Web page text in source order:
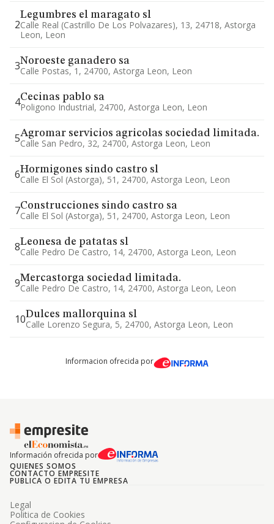
2
Legumbres el maragato sl
Calle Real (castrillo De Los Polvazares), 13, 24718, Astorga
Leon, Leon
3Noroeste ganadero sa
Calle Postas, 1, 24700, Astorga Leon, Leon
4Cecinas pablo sa
Poligono Industrial, 24700, Astorga Leon, Leon
5Agromar servicios agricolas sociedad limitada.
Calle San Pedro, 32, 24700, Astorga Leon, Leon
6Hormigones sindo castro sl
Calle El Sol (astorga), 51, 24700, Astorga Leon, Leon
7Construcciones sindo castro sa
Calle El Sol (astorga), 51, 24700, Astorga Leon, Leon
8Leonesa de patatas sl
Calle Pedro De Castro, 14, 24700, Astorga Leon, Leon
9Mercastorga sociedad limitada.
Calle Pedro De Castro, 14, 24700, Astorga Leon, Leon
10Dulces mallorquina sl
Calle Lorenzo Segura, 5, 24700, Astorga Leon, Leon
Informacion ofrecida por
Información ofrecida por
QUIENES SOMOS
CONTACTO EMPRESITE
PUBLICA O EDITA TU EMPRESA
Legal
Politica de Cookies